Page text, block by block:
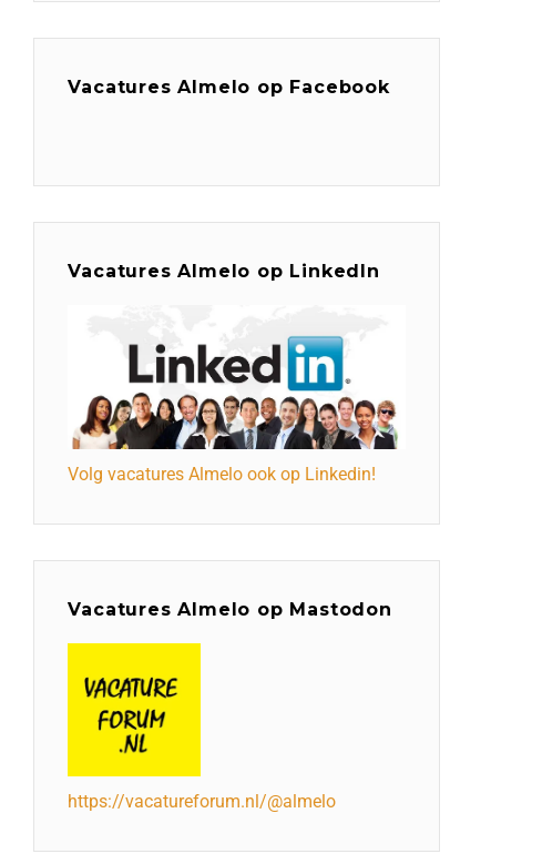
Vacatures Almelo op Facebook
Vacatures Almelo op LinkedIn
Volg vacatures Almelo ook op Linkedin!
Vacatures Almelo op Mastodon
https://vacatureforum.nl/@almelo